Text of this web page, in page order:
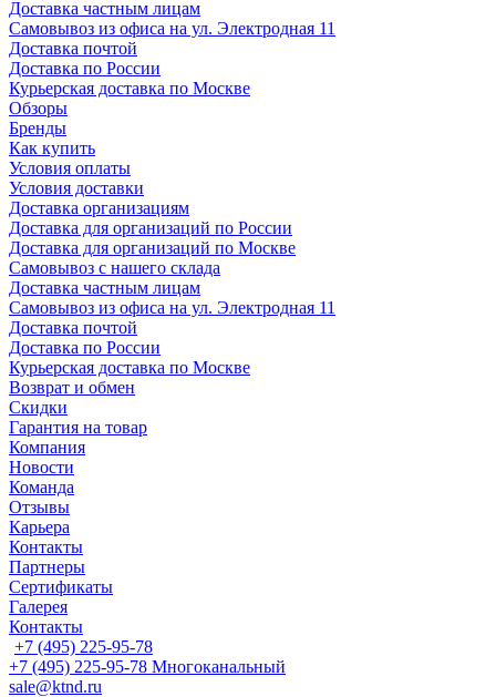
Доставка частным лицам
Самовывоз из офиса на ул. Электродная 11
Доставка почтой
Доставка по России
Курьерская доставка по Москве
Обзоры
Бренды
Как купить
Условия оплаты
Условия доставки
Доставка организациям
Доставка для организаций по России
Доставка для организаций по Москве
Самовывоз с нашего склада
Доставка частным лицам
Самовывоз из офиса на ул. Электродная 11
Доставка почтой
Доставка по России
Курьерская доставка по Москве
Возврат и обмен
Скидки
Гарантия на товар
Компания
Новости
Команда
Отзывы
Карьера
Контакты
Партнеры
Сертификаты
Галерея
Контакты
+7 (495) 225-95-78
+7 (495) 225-95-78 Многоканальный
sale@ktnd.ru